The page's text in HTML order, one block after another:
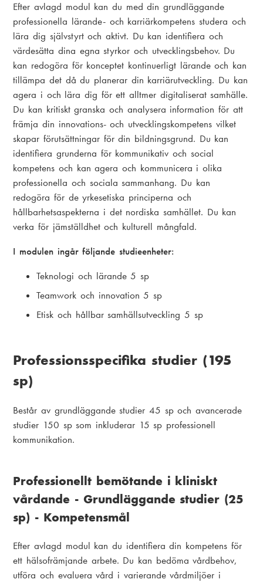
Efter avlagd modul kan du med din grundläggande
professionella lärande- och karriärkompetens studera och
lära dig självstyrt och aktivt. Du kan identifiera och
värdesätta dina egna styrkor och utvecklingsbehov. Du
kan redogöra för konceptet kontinuerligt lärande och kan
tillämpa det då du planerar din karriärutveckling. Du kan
agera i och lära dig för ett alltmer digitaliserat samhälle.
Du kan kritiskt granska och analysera information för att
främja din innovations- och utvecklingskompetens vilket
skapar förutsättningar för din bildningsgrund. Du kan
identifiera grunderna för kommunikativ och social
kompetens och kan agera och kommunicera i olika
professionella och sociala sammanhang. Du kan
redogöra för de yrkesetiska principerna och
hållbarhetsaspekterna i det nordiska samhället. Du kan
verka för jämställdhet och kulturell mångfald.
I modulen ingår följande studieenheter:
Teknologi och lärande 5 sp
Teamwork och innovation 5 sp
Etisk och hållbar samhällsutveckling 5 sp
Professionsspecifika studier (195
sp)
Består av grundläggande studier 45 sp och avancerade
studier 150 sp som inkluderar 15 sp professionell
kommunikation.
Professionellt bemötande i kliniskt
vårdande - Grundläggande studier (25
sp) - Kompetensmål
Efter avlagd modul kan du identifiera din kompetens för
ett hälsofrämjande arbete. Du kan bedöma vårdbehov,
utföra och evaluera vård i varierande vårdmiljöer i